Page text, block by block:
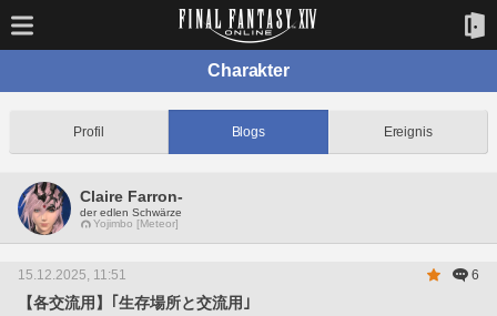
Charakter
Profil Blogs Ereignis
Claire Farron-
der edlen Schwärze
Yojimbo [Meteor]
15.12.2025, 11:51 6
【各交流用】｢生存場所と交流用｣